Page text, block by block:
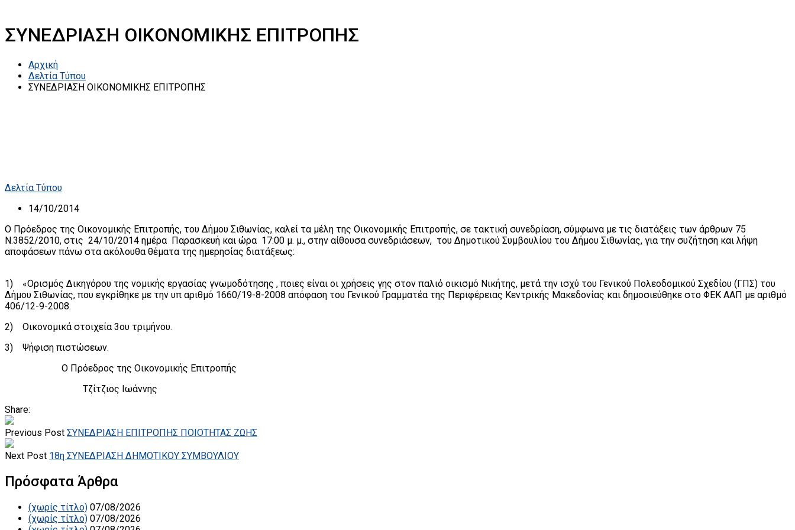
ΣΥΝΕΔΡΙΑΣΗ ΟΙΚΟΝΟΜΙΚΗΣ ΕΠΙΤΡΟΠΗΣ
Αρχική
Δελτία Τύπου
ΣΥΝΕΔΡΙΑΣΗ ΟΙΚΟΝΟΜΙΚΗΣ ΕΠΙΤΡΟΠΗΣ
Δελτία Τύπου
14/10/2014
Ο Πρόεδρος της Οικονομικής Επιτροπής, του Δήμου Σιθωνίας, καλεί τα μέλη της Οικονομικής Επιτροπής, σε τακτική συνεδρίαση, σύμφωνα με τις διατάξεις των άρθρων 75
Ν.3852/2010, στις 24/10/2014 ημέρα Παρασκευή και ώρα 17:00 μ. μ., στην αίθουσα συνεδριάσεων, του Δημοτικού Συμβουλίου του Δήμου Σιθωνίας, για την συζήτηση και λήψη
αποφάσεων πάνω στα ακόλουθα θέματα της ημερησίας διατάξεως:
1) «Ορισμός Δικηγόρου της νομικής εργασίας γνωμοδότησης , ποιες είναι οι χρήσεις γης στον παλιό οικισμό Νικήτης, μετά την ισχύ του Γενικού Πολεοδομικού Σχεδίου (ΓΠΣ) του
Δήμου Σιθωνίας, που εγκρίθηκε με την υπ αριθμό 1660/19-8-2008 απόφαση του Γενικού Γραμματέα της Περιφέρειας Κεντρικής Μακεδονίας και δημοσιεύθηκε στο ΦΕΚ ΑΑΠ με αριθμό
406/12-9-2008.
2) Οικονομικά στοιχεία 3ου τριμήνου.
3) Ψήφιση πιστώσεων.
Ο Πρόεδρος της Οικονομικής Επιτροπής
Τζίτζιος Ιωάννης
Share:
Previous Post ΣΥΝΕΔΡΙΑΣΗ ΕΠΙΤΡΟΠΗΣ ΠΟΙΟΤΗΤΑΣ ΖΩΗΣ
Next Post 18η ΣΥΝΕΔΡΙΑΣΗ ΔΗΜΟΤΙΚΟΥ ΣΥΜΒΟΥΛΙΟΥ
Πρόσφατα Άρθρα
(χωρίς τίτλο) 07/08/2026
(χωρίς τίτλο) 07/08/2026